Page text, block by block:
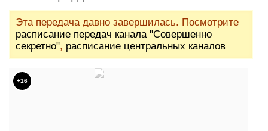
Эта передача давно завершилась. Посмотрите
расписание передач канала "Совершенно
секретно", расписание центральных каналов
+16